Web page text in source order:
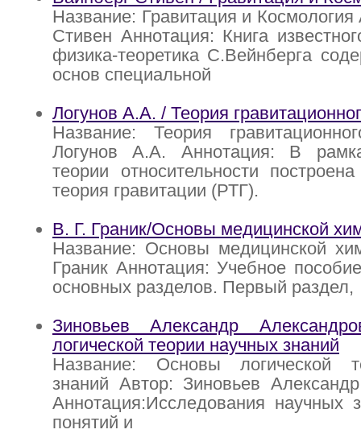
Название: Гравитация и
Стивен Аннотация: Книга
физика-теоретика С.Вейнберга
основ специальной
Логунов А.А. / Теория
Название: Теория
Логунов А.А. Аннотация: В
теории относительности
теория гравитации (РТГ).
В. Г. Граник/Основы медицинской
Название: Основы медицинской
Граник Аннотация: Учебное
основных разделов. Первый раздел,
Зиновьев Александр
логической теории научных знаний
Название: Основы логической
знаний Автор: Зиновьев
Аннотация:Исследования научных
понятий и